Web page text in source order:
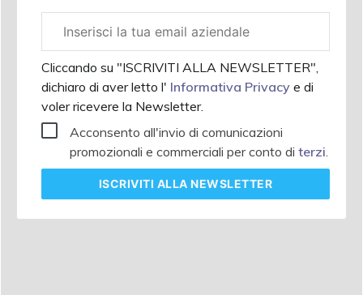
aziendale
Cliccando su "ISCRIVITI ALLA NEWSLETTER",
dichiaro di aver letto l' Informativa Privacy e di
voler ricevere la Newsletter.
Acconsento all'invio di comunicazioni
promozionali e commerciali per conto di terzi.
ISCRIVITI ALLA NEWSLETTER